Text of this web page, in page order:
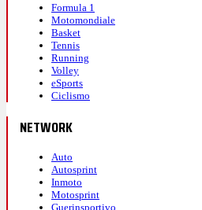
Formula 1
Motomondiale
Basket
Tennis
Running
Volley
eSports
Ciclismo
NETWORK
Auto
Autosprint
Inmoto
Motosprint
Guerinsportivo